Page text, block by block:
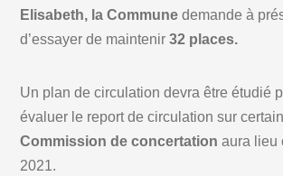
Elisabeth, la Commune demande à
d’essayer de maintenir32 places.
Un plan de circulation devra être étudié
évaluer le report de circulation sur
Commission de concertation aura lieu
2021.